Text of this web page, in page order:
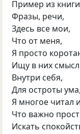
Пример из
Фразы, речи,
Здесь все мои,
Что от меня,
Я просто
Ищу в них
Внутри себя,
Для остроты
Я многое читал
Что важно
Искать